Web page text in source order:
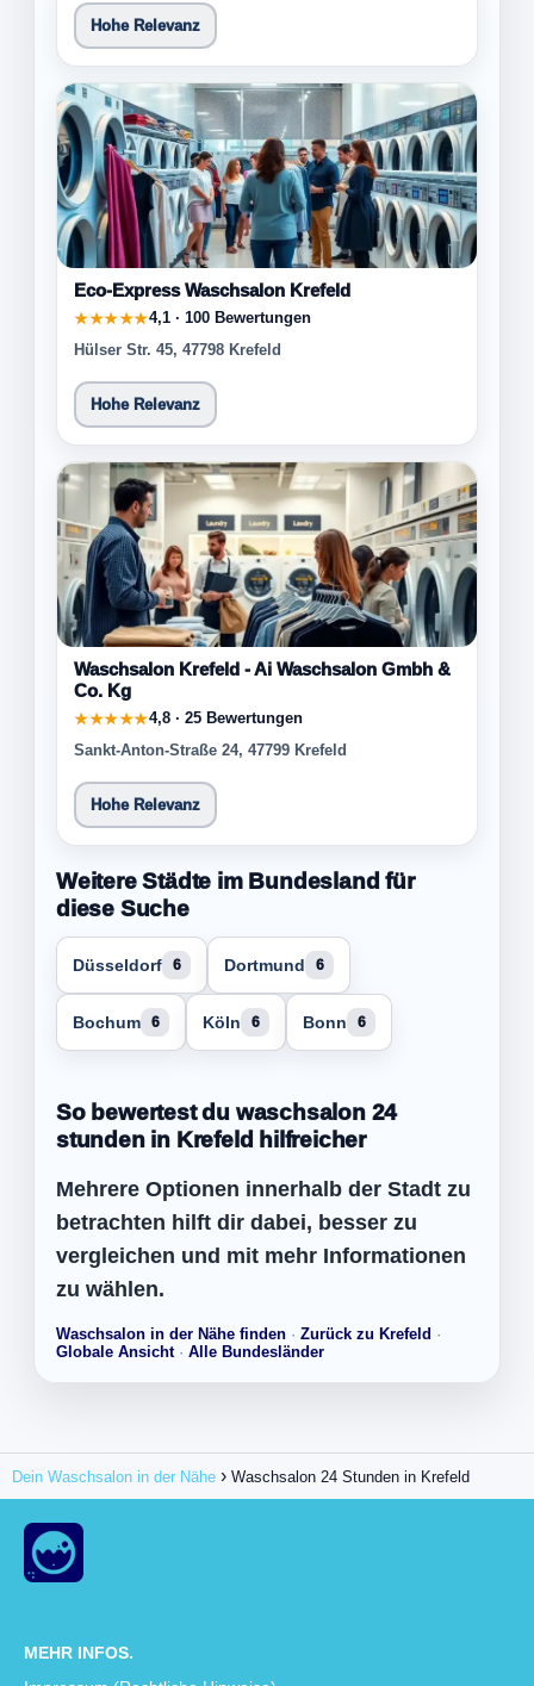
Hohe Relevanz
Eco-Express Waschsalon Krefeld
★★★★★4,1 · 100 Bewertungen
Hülser Str. 45, 47798 Krefeld
Hohe Relevanz
Waschsalon Krefeld - Ai Waschsalon Gmbh &
Co. Kg
★★★★★4,8 · 25 Bewertungen
Sankt-Anton-Straße 24, 47799 Krefeld
Hohe Relevanz
Weitere Städte im Bundesland für
diese Suche
Düsseldorf 6 Dortmund 6
Bochum 6 Köln 6 Bonn 6
So bewertest du waschsalon 24
stunden in Krefeld hilfreicher
Mehrere Optionen innerhalb der Stadt zu
betrachten hilft dir dabei, besser zu
vergleichen und mit mehr Informationen
zu wählen.
Waschsalon in der Nähe finden · Zurück zu Krefeld ·
Globale Ansicht· Alle Bundesländer
Dein Waschsalon in der Nähe Waschsalon 24 Stunden in Krefeld
MEHR INFOS.